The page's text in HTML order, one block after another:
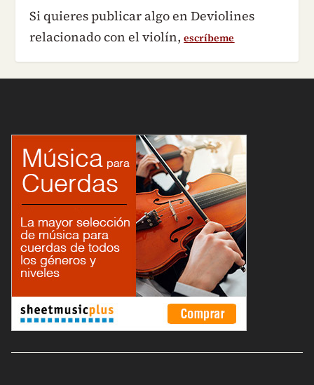
Si quieres publicar algo en Deviolines
relacionado con el violín,escríbeme